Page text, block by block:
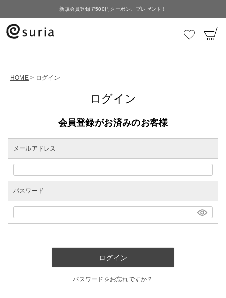
新規会員登録で500円クーポン、プレゼント！
HOME ログイン
ログイン
会員登録がお済みのお客様
メールアドレス
パスワード
ログイン
パスワードをお忘れですか？